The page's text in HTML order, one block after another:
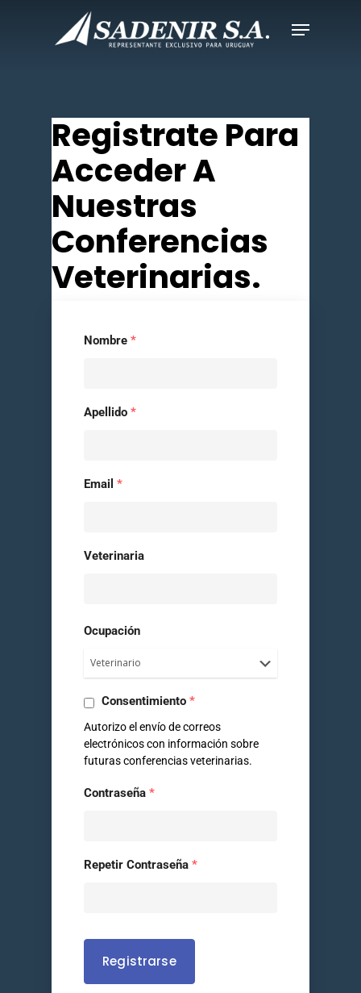
Registrate Para
Acceder A
Nuestras
Conferencias
Veterinarias.
Nombre*
Apellido*
Email*
Veterinaria
Ocupación
Consentimiento*
Autorizo el envío de correos
electrónicos con información sobre
futuras conferencias veterinarias.
Contraseña*
Repetir Contraseña*
Registrarse